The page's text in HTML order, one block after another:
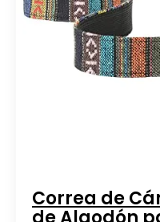
Correa de